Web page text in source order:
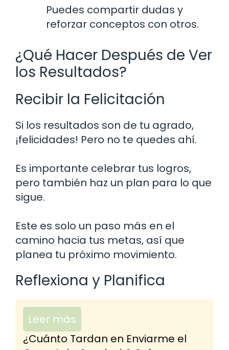
Puedes compartir dudas y
reforzar conceptos con otros.
¿Qué Hacer Después de Ver
los Resultados?
Recibir la Felicitación
Si los resultados son de tu agrado,
¡felicidades! Pero no te quedes ahí.
Es importante celebrar tus logros,
pero también haz un plan para lo que
sigue.
Este es solo un paso más en el
camino hacia tus metas, así que
planea tu próximo movimiento.
Reflexiona y Planifica
Leer más
¿Cuánto Tardan en Enviarme el